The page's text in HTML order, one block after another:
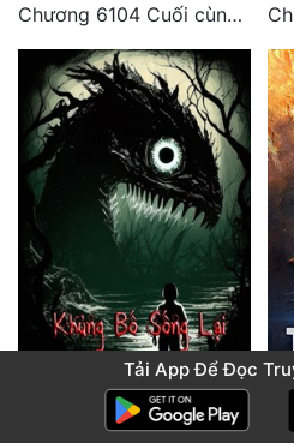
Chương 6104 Cuối cùng (HẾT)
2 năm trước
Khủng Bố Sống Lại
Tải App Để Đọc